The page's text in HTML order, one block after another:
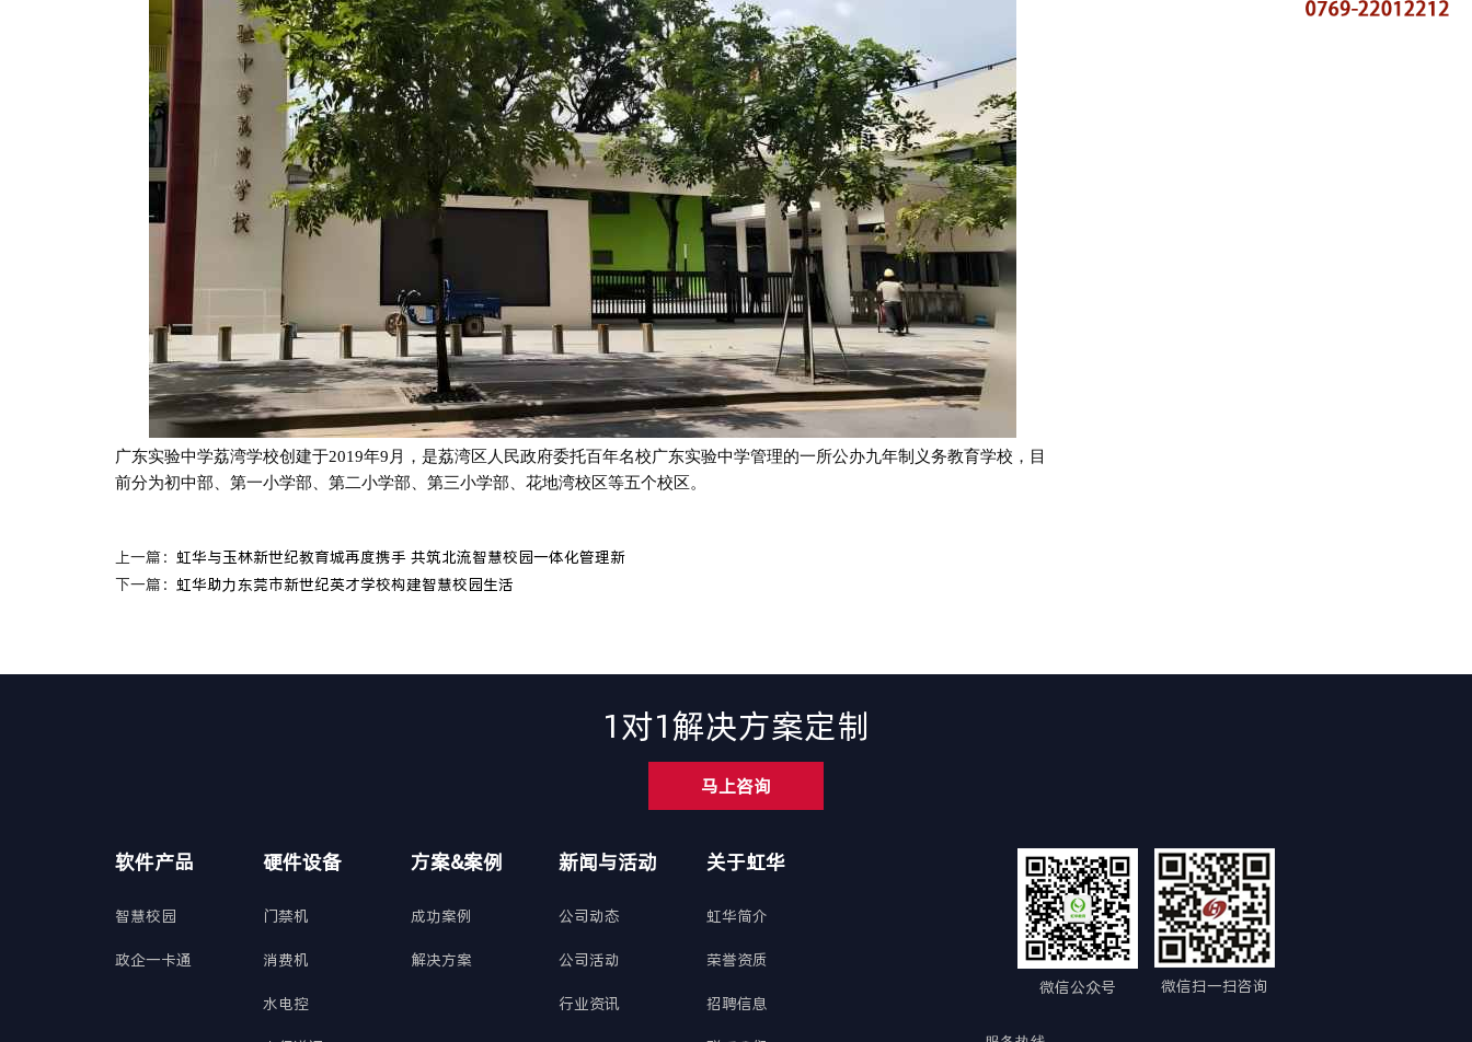
广东实验中学荔湾学校创建于2019年9月，是荔湾区人民政府委托百年名校广东实验中学管理的一所公办九年制义务教育学校， 目
前分为初中部、第一小学部、第二小学部、第三小学部、花地湾校区等五个校区。
上一篇： 虹华与玉林新世纪教育城再度携手 共筑北流智慧校园一体化管理新
下一篇： 虹华助力‌东莞市新世纪英才学校构建智慧校园生活
1对1解决方案定制
马上咨询
软件产品
智慧校园
政企一卡通
硬件设备
门禁机
消费机
水电控
方案&案例
成功案例
解决方案
新闻与活动
公司动态
公司活动
行业资讯
关于虹华
虹华简介
荣誉资质
招聘信息
微信公众号 微信扫一扫咨询